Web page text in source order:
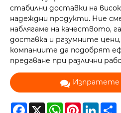
стабилни доставки на
надеждни продукти. Ние
наблягаме на качеството,
доставка и разумните
компаниите да подобрят
предаване при различни
Изпратете
Facebook
X WhatsAppPinterest